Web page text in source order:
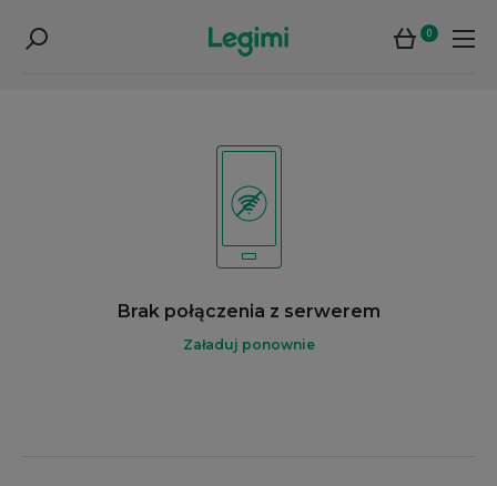
0
Brak połączenia z serwerem
Załaduj ponownie